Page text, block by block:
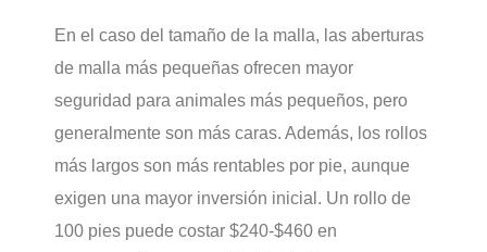
En el caso del tamaño de la malla, las aberturas
de malla más pequeñas ofrecen mayor
seguridad para animales más pequeños, pero
generalmente son más caras. Además, los rollos
más largos son más rentables por pie, aunque
exigen una mayor inversión inicial. Un rollo de
100 pies puede costar $240-$460 en